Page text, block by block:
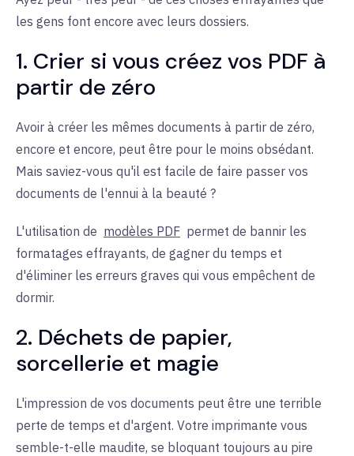
les gens font encore avec leurs dossiers.
1. Crier si vous créez vos PDF à
partir de zéro
Avoir à créer les mêmes documents à partir de zéro,
encore et encore, peut être pour le moins obsédant.
Mais saviez-vous qu'il est facile de faire passer vos
documents de l'ennui à la beauté ?
L'utilisation de modèles PDF permet de bannir les
formatages effrayants, de gagner du temps et
d'éliminer les erreurs graves qui vous empêchent de
dormir.
2. Déchets de papier,
sorcellerie et magie
L'impression de vos documents peut être une terrible
perte de temps et d'argent. Votre imprimante vous
semble-t-elle maudite, se bloquant toujours au pire